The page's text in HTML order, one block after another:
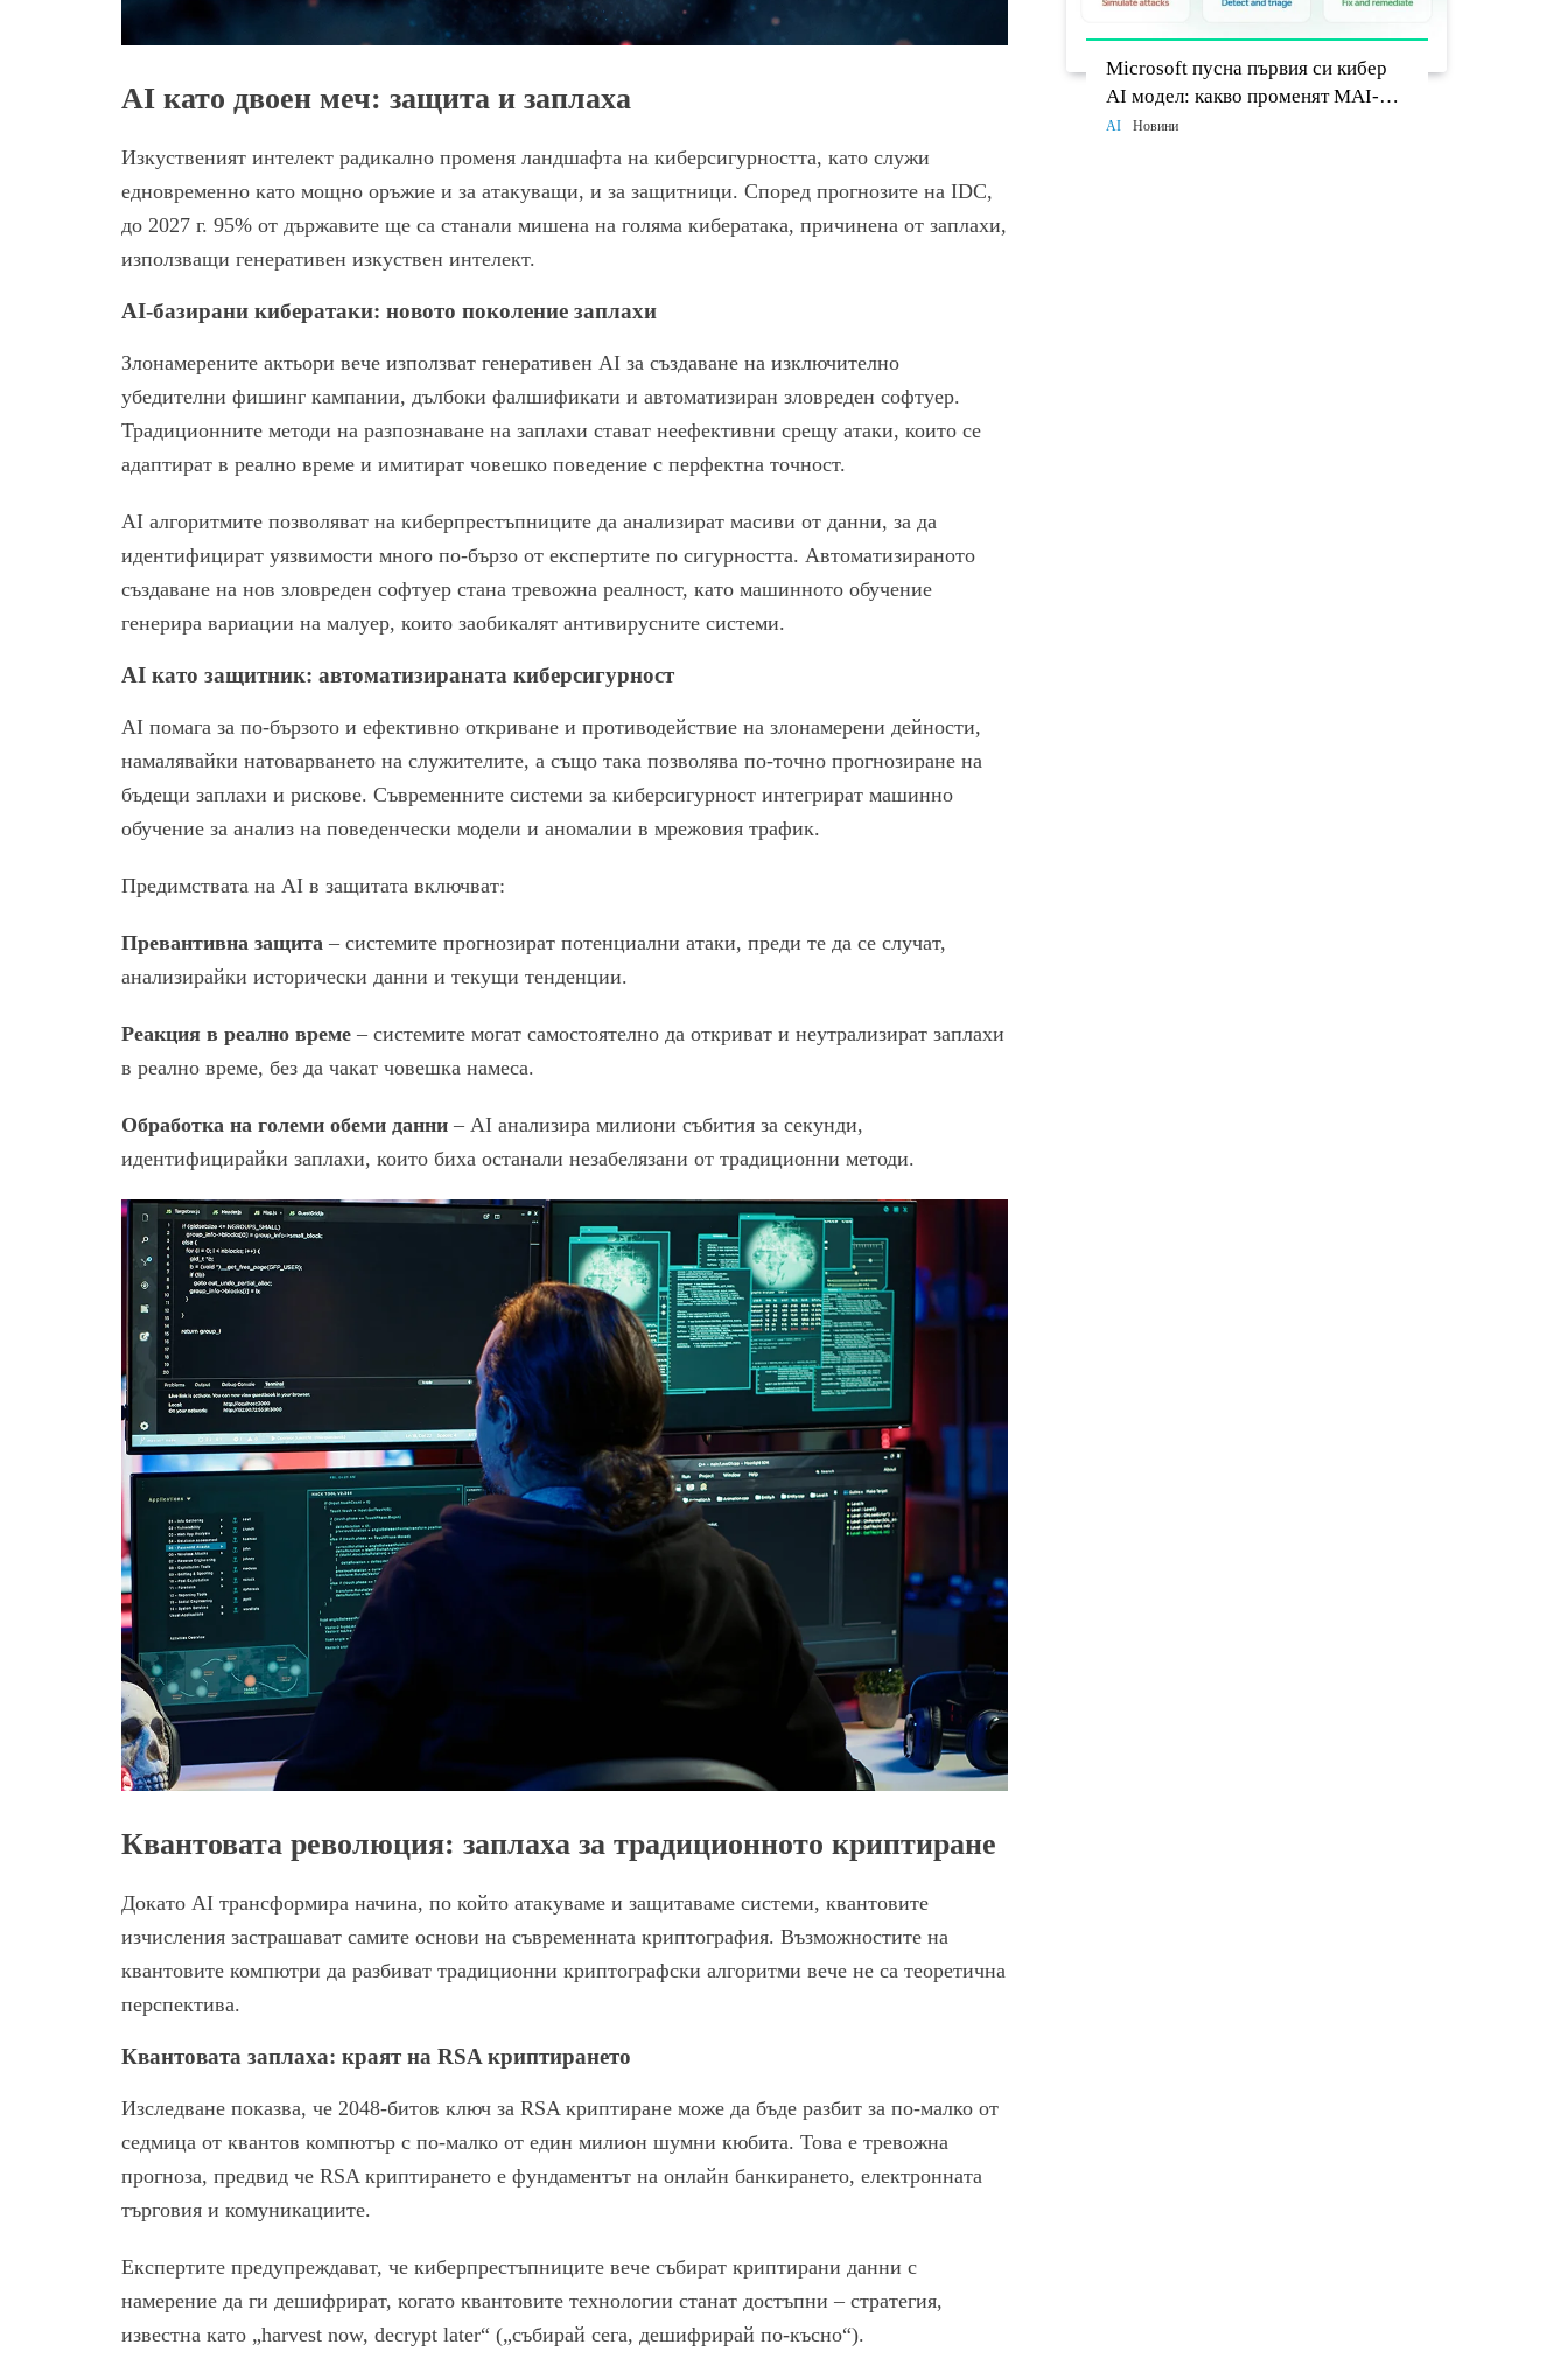
AI като двоен меч: защита и заплаха
Изкуственият интелект радикално променя ландшафта на киберсигурността, като служи
едновременно като мощно оръжие и за атакуващи, и за защитници. Според прогнозите на IDC,
до 2027 г. 95% от държавите ще са станали мишена на голяма кибератака, причинена от заплахи,
използващи генеративен изкуствен интелект.
AI-базирани кибератаки: новото поколение заплахи
Злонамерените актьори вече използват генеративен AI за създаване на изключително
убедителни фишинг кампании, дълбоки фалшификати и автоматизиран зловреден софтуер.
Традиционните методи на разпознаване на заплахи стават неефективни срещу атаки, които се
адаптират в реално време и имитират човешко поведение с перфектна точност.
AI алгоритмите позволяват на киберпрестъпниците да анализират масиви от данни, за да
идентифицират уязвимости много по-бързо от експертите по сигурността. Автоматизираното
създаване на нов зловреден софтуер стана тревожна реалност, като машинното обучение
генерира вариации на малуер, които заобикалят антивирусните системи.
AI като защитник: автоматизираната киберсигурност
AI помага за по-бързото и ефективно откриване и противодействие на злонамерени дейности,
намалявайки натоварването на служителите, а също така позволява по-точно прогнозиране на
бъдещи заплахи и рискове. Съвременните системи за киберсигурност интегрират машинно
обучение за анализ на поведенчески модели и аномалии в мрежовия трафик.
Предимствата на AI в защитата включват:
Превантивна защита – системите прогнозират потенциални атаки, преди те да се случат,
анализирайки исторически данни и текущи тенденции.
Реакция в реално време – системите могат самостоятелно да откриват и неутрализират заплахи
в реално време, без да чакат човешка намеса.
Обработка на големи обеми данни – AI анализира милиони събития за секунди,
идентифицирайки заплахи, които биха останали незабелязани от традиционни методи.
Квантовата революция: заплаха за традиционното криптиране
Докато AI трансформира начина, по който атакуваме и защитаваме системи, квантовите
изчисления застрашават самите основи на съвременната криптография. Възможностите на
квантовите компютри да разбиват традиционни криптографски алгоритми вече не са теоретична
перспектива.
Квантовата заплаха: краят на RSA криптирането
Изследване показва, че 2048-битов ключ за RSA криптиране може да бъде разбит за по-малко от
седмица от квантов компютър с по-малко от един милион шумни кюбита. Това е тревожна
прогноза, предвид че RSA криптирането е фундаментът на онлайн банкирането, електронната
търговия и комуникациите.
Експертите предупреждават, че киберпрестъпниците вече събират криптирани данни с
намерение да ги дешифрират, когато квантовите технологии станат достъпни – стратегия,
известна като „harvest now, decrypt later“ („събирай сега, дешифрирай по-късно“).
Microsoft пусна първия си кибер
AI модел: какво променят MAI-
Cyber-1-Flash и Project Perception
AI Новини